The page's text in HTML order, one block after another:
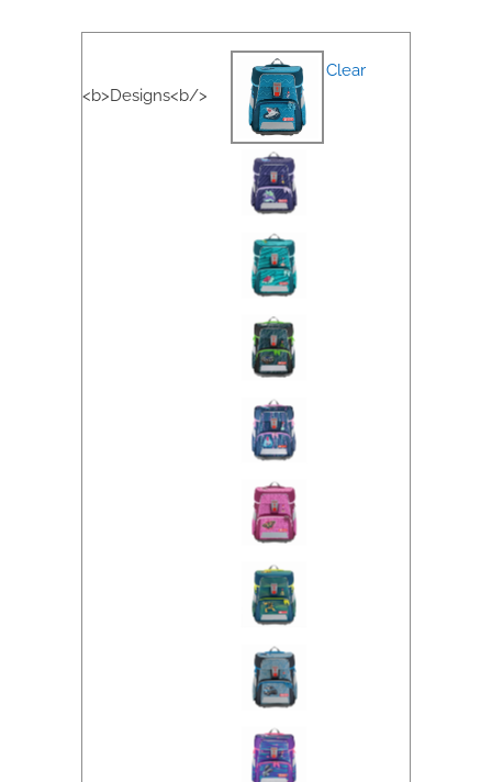
<b>Designs<b/>
Clear